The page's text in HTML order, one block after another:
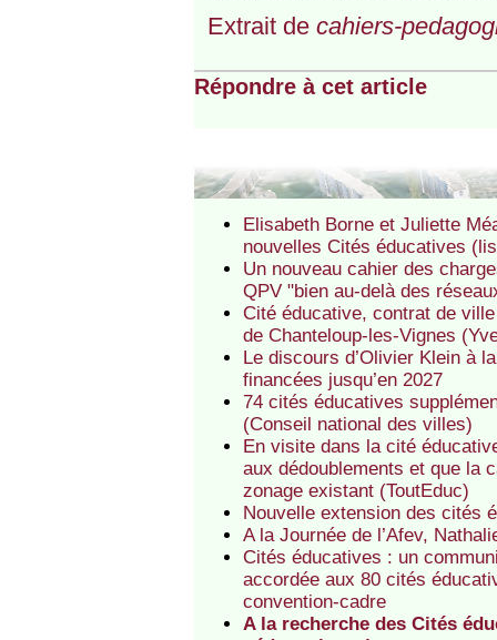
Extrait de cahiers-
Répondre à cet article
Elisabeth Borne et Juliette
nouvelles Cités éducatives
Un nouveau cahier des
QPV "bien au-delà des
Cité éducative, contrat de
de Chanteloup-les-Vignes
Le discours d’Olivier Klein à
financées jusqu’en 2027
74 cités éducatives
(Conseil national des villes)
En visite dans la cité
aux dédoublements et que la
zonage existant (ToutEduc)
Nouvelle extension des cités
A la Journée de l’Afev,
Cités éducatives : un
accordée aux 80 cités
convention-cadre
A la recherche des Cités